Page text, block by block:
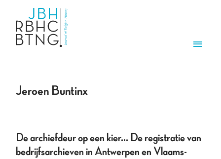
Jeroen Buntinx
De archiefdeur op een kier... De registratie van
bedrijfsarchieven in Antwerpen en Vlaams-